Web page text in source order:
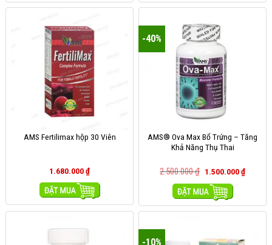
AMS Fertilimax hộp 30 Viên
1.680.000₫
MUA HÀNG
-40%
AMS® Ova Max Bổ Trứng – Tăng
Khả Năng Thụ Thai
2.500.000₫ 1.500.000₫
MUA HÀNG
-10%